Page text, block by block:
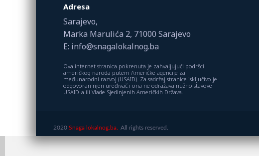
Adresa
Sarajevo,
Marka Marulića 2, 71000 Sarajevo
E: info@snagalokalnog.ba
Ova internet stranica pokrenuta je zahvaljujući podršci
američkog naroda putem Američke agencije za
međunarodni razvoj (USAID). Za sadržaj stranice isključivo je
odgovoran njen uređivač i ona ne odražava nužno stavove
USAID-a ili Vlade Sjedinjenih Američkih Država.
2020 Snaga lokalnog.ba. All rights reserved.